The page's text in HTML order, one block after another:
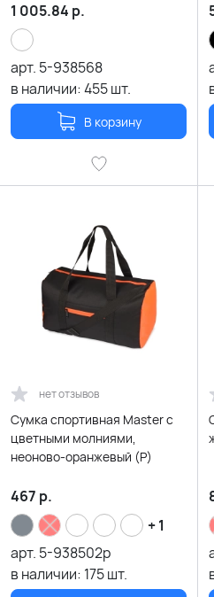
1 005.84 р.
арт. 5-938568
в наличии:455шт.
В корзину
нет отзывов
Сумка спортивная Master с
цветными молниями,
неоново-оранжевый (Р)
467 р.
+ 1
арт. 5-938502p
в наличии: 175шт.